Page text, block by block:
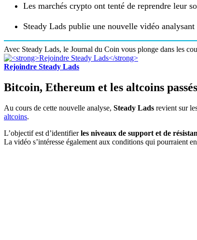
Les marchés crypto ont tenté de reprendre leur
Steady Lads publie une nouvelle vidéo
Avec Steady Lads, le Journal du Coin vous plonge dans les
Rejoindre Steady Lads
Bitcoin, Ethereum et les altcoins
Au cours de cette nouvelle analyse, Steady Lads revient sur
altcoins.
L’objectif est d’identifierles niveaux de support et de
La vidéo s’intéresse également aux conditions qui pourraient